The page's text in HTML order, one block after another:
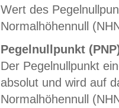
Wert des
Normalhöhennull
Pegelnullpunkt
Der Pegelnullpunkt
absolut und wird auf
Normalhöhennull